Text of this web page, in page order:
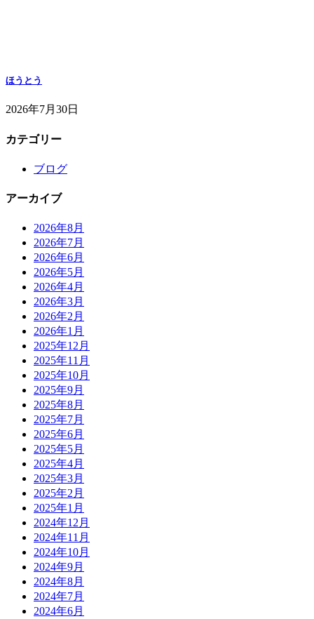
ほうとう
2026年7月30日
カテゴリー
ブログ
アーカイブ
2026年8月
2026年7月
2026年6月
2026年5月
2026年4月
2026年3月
2026年2月
2026年1月
2025年12月
2025年11月
2025年10月
2025年9月
2025年8月
2025年7月
2025年6月
2025年5月
2025年4月
2025年3月
2025年2月
2025年1月
2024年12月
2024年11月
2024年10月
2024年9月
2024年8月
2024年7月
2024年6月